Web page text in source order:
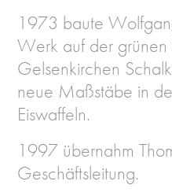
1973 baute
Werk auf der
Gelsenkirchen
neue Maßstäbe in
Eiswaffeln.
1997 übernahm
Geschäftsleitung.